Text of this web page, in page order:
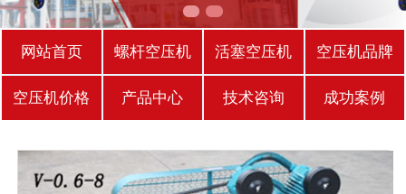
网站首页 螺杆空压机 活塞空压机 空压机品牌
空压机价格 产品中心 技术咨询 成功案例